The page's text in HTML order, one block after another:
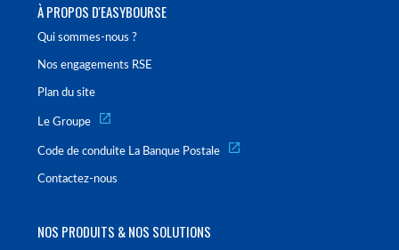
À PROPOS D'EASYBOURSE
Qui sommes-nous ?
Nos engagements RSE
Plan du site
Le Groupe
Code de conduite La Banque Postale
Contactez-nous
NOS PRODUITS & NOS SOLUTIONS